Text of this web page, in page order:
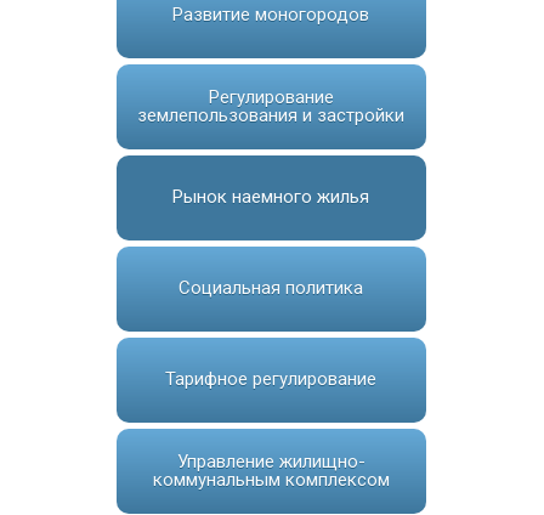
Развитие моногородов
Регулирование
землепользования и застройки
Рынок наемного жилья
Социальная политика
Тарифное регулирование
Управление жилищно-
коммунальным комплексом